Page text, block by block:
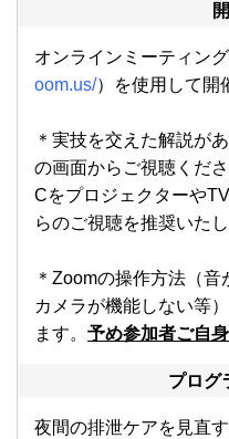
オンラインミーティン
oom.us/）を使用して開
＊実技を交えた解説が
の画面からご視聴くだ
Cをプロジェクターや
らのご視聴を推奨いたし
＊Zoomの操作方法（
カメラが機能しない等
ます。 予め参加者ご自
プログ
夜間の排泄ケアを見直